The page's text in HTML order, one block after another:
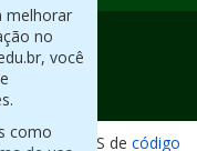
melhorar
no
você
como
com CMS de código